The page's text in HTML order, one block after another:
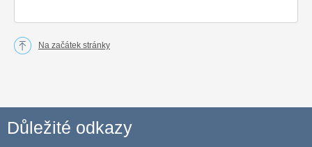
Na začátek stránky
Důležité odkazy